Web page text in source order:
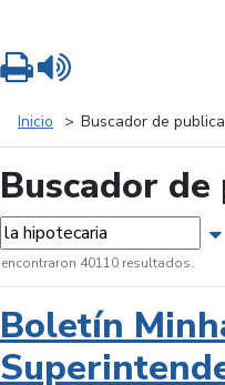
Inicio Buscador de
Buscador
encontraron 40110 resultados.
Boletín
Imprimir